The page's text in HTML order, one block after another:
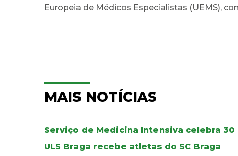
Europeia de Médicos Especialistas (UEMS),
MAIS NOTÍCIAS
Serviço de Medicina Intensiva celebra
ULS Braga recebe atletas do SC Braga